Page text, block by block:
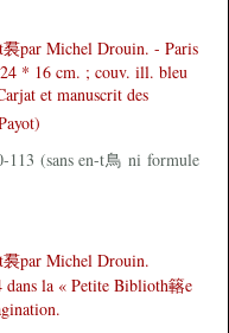
par Michel Drouin. - Paris
* 16 cm. ; couv. ill. bleu
et manuscrit des
(sans en-t鳥 ni formule
par Michel Drouin.
la « Petite Biblioth簵e